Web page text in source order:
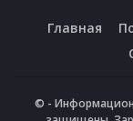
Главная
© -